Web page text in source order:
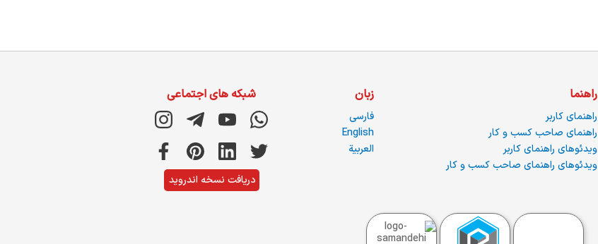
راهنما
راهنمای کاربر
راهنمای صاحب کسب و کار
ویدئوهای راهنمای کاربر
ویدئوهای راهنمای صاحب کسب و کار
زبان
فارسی
English
العربية
شبکه های اجتماعی
دریافت نسخه اندروید